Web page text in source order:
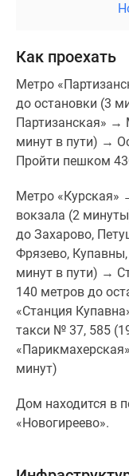
Как проехать
Метро
до остановки (3
Партизанская» →
минут в пути) →
Пройти пешком
Метро «Курская»
вокзала (2
до Захарово,
Фрязево,
минут в пути) →
140 метров до
«Станция
такси № 37, 585
минут)
Дом находится в
«Новогиреево».